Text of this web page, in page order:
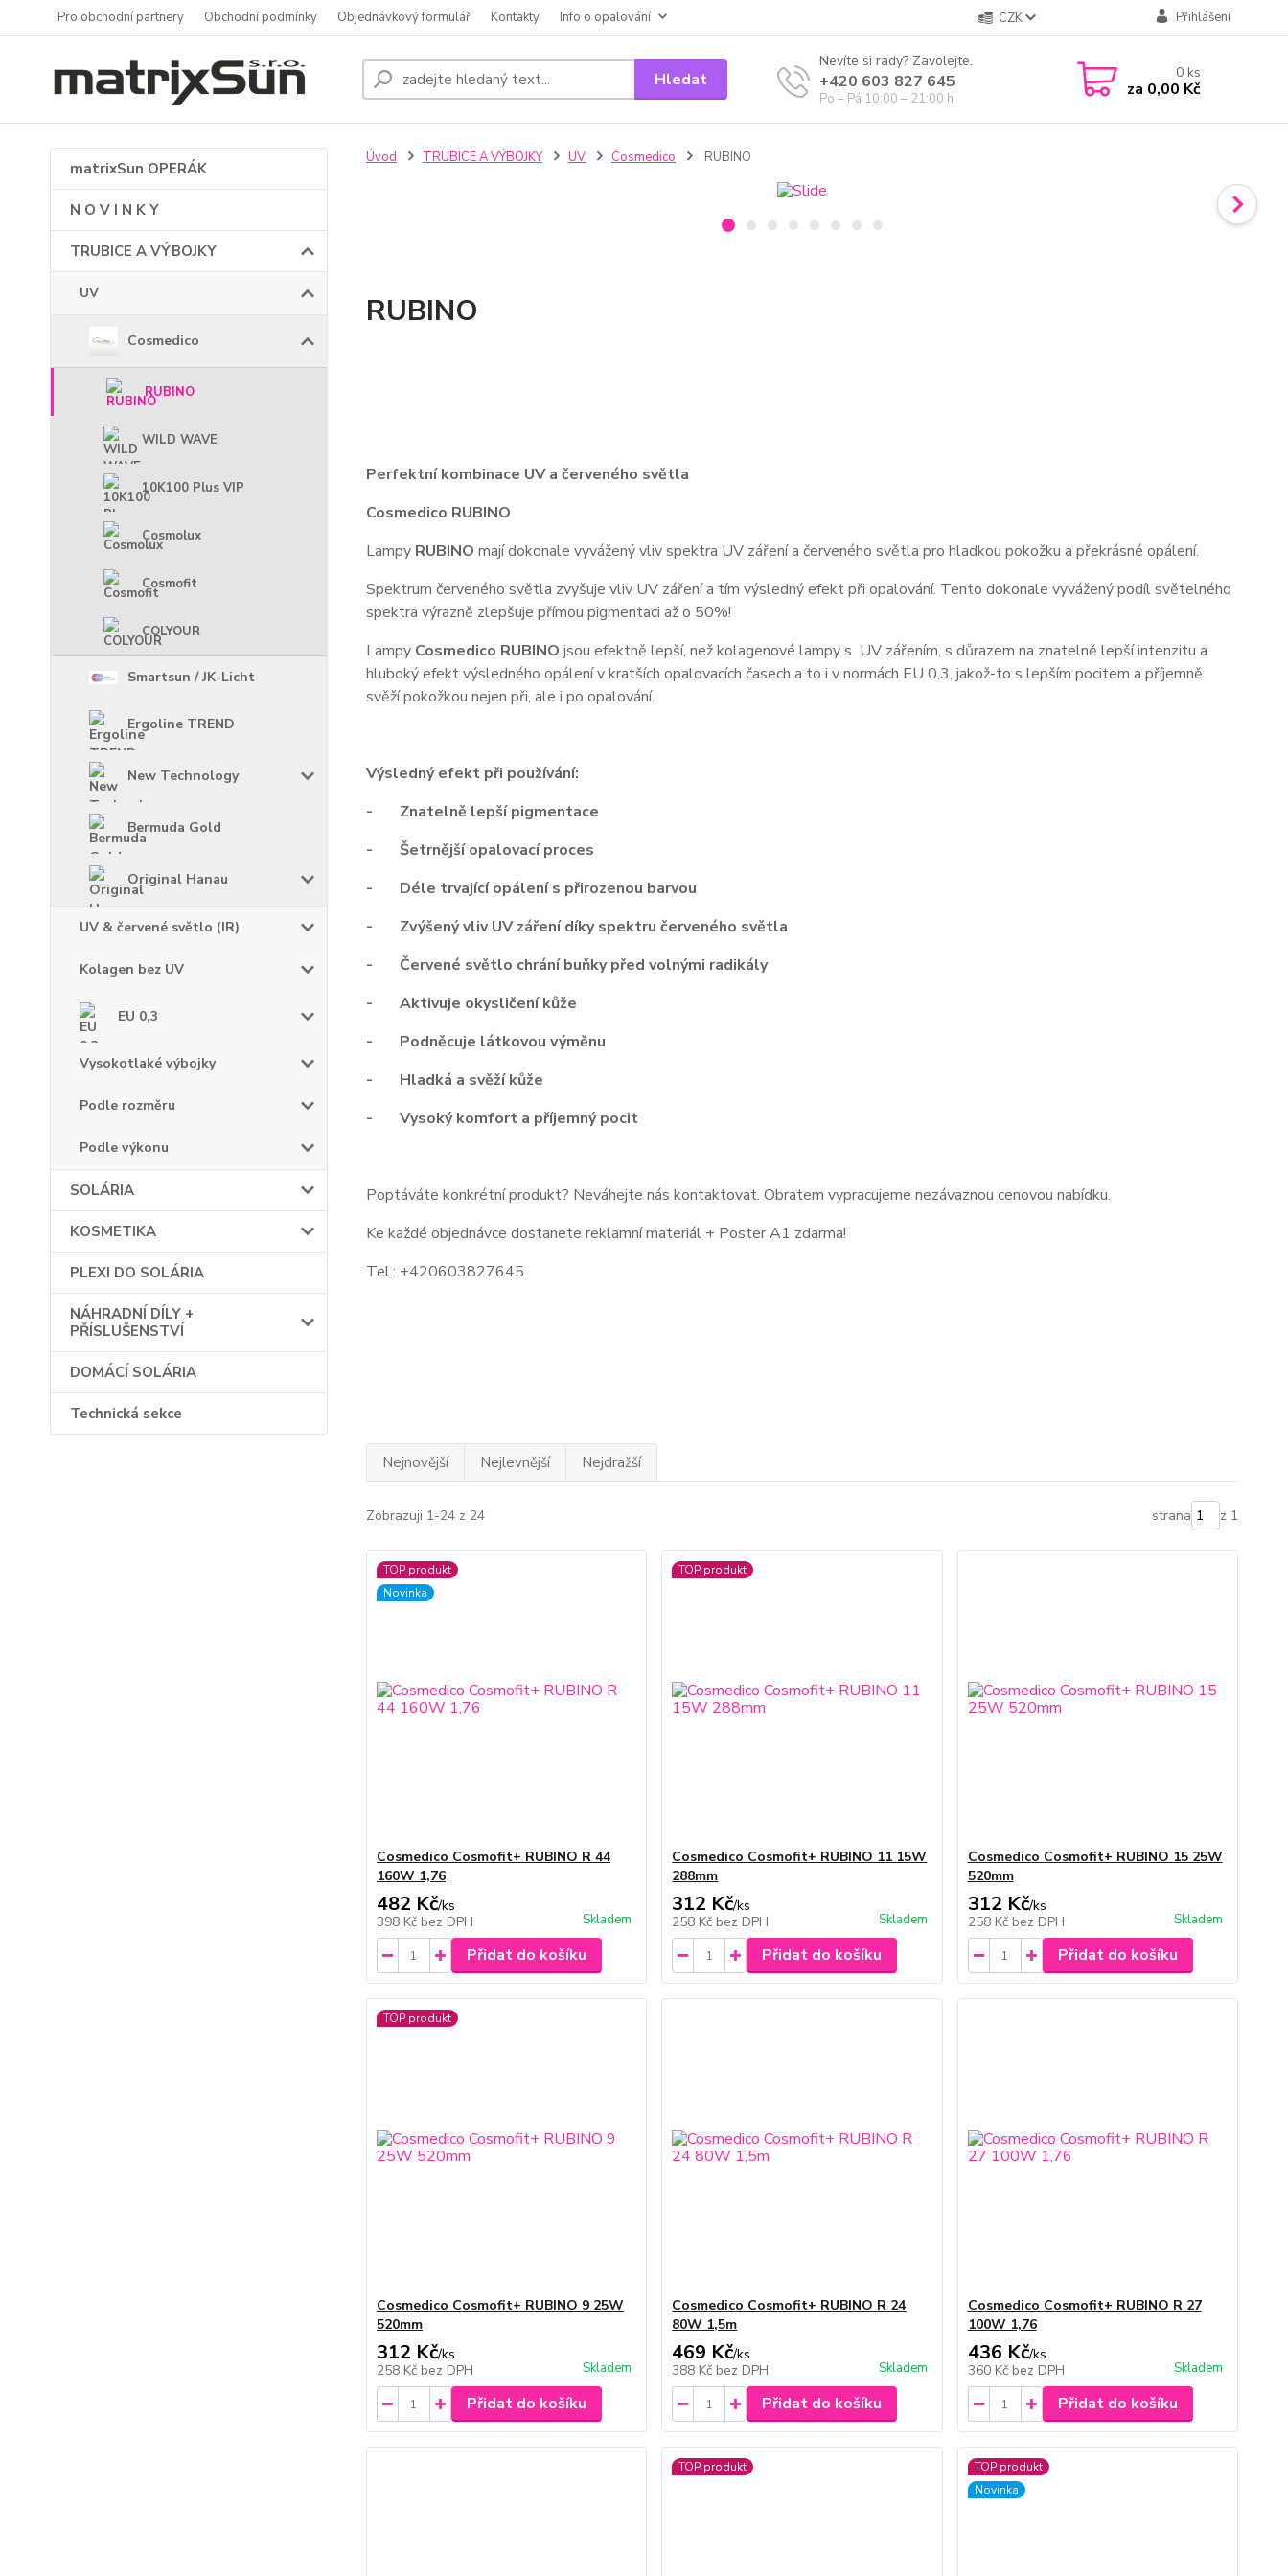
Pro obchodní partnery Obchodní podmínky Objednávkový formulář Kontakty Info o opalování CZK Přihlášení
Hledat
Nevíte si rady? Zavolejte.
+420 603 827 645
Po – Pá 10:00 – 21:00 h
0ks
za 0,00 Kč
matrixSun OPERÁK
N O V I N K Y
TRUBICE A VÝBOJKY
UV
Cosmedico
RUBINO
WILD WAVE
10K100 Plus VIP
Cosmolux
Cosmofit
COLYOUR
Smartsun / JK-Licht
Ergoline TREND
New Technology
Bermuda Gold
Original Hanau
UV & červené světlo (IR)
Kolagen bez UV
EU 0,3
Vysokotlaké výbojky
Podle rozměru
Podle výkonu
SOLÁRIA
KOSMETIKA
PLEXI DO SOLÁRIA
NÁHRADNÍ DÍLY +
PŘÍSLUŠENSTVÍ
DOMÁCÍ SOLÁRIA
Technická sekce
Úvod TRUBICE A VÝBOJKY UV Cosmedico RUBINO
RUBINO
Perfektní kombinace UV a červeného světla
Cosmedico RUBINO
Lampy RUBINO mají dokonale vyvážený vliv spektra UV záření a červeného světla pro hladkou pokožku a překrásné opálení.
Spektrum červeného světla zvyšuje vliv UV záření a tím výsledný efekt při opalování. Tento dokonale vyvážený podíl světelného
spektra výrazně zlepšuje přímou pigmentaci až o 50%!
Lampy Cosmedico RUBINO jsou efektně lepší, než kolagenové lampy s UV zářením, s důrazem na znatelně lepší intenzitu a
hluboký efekt výsledného opálení v kratších opalovacích časech a to i v normách EU 0,3, jakož-to s lepším pocitem a příjemně
svěží pokožkou nejen při, ale i po opalování.
Výsledný efekt při používání:
- Znatelně lepší pigmentace
- Šetrnější opalovací proces
- Déle trvající opálení s přirozenou barvou
- Zvýšený vliv UV záření díky spektru červeného světla
- Červené světlo chrání buňky před volnými radikály
- Aktivuje okysličení kůže
- Podněcuje látkovou výměnu
- Hladká a svěží kůže
- Vysoký komfort a příjemný pocit
Poptáváte konkrétní produkt? Neváhejte nás kontaktovat. Obratem vypracujeme nezávaznou cenovou nabídku.
Ke každé objednávce dostanete reklamní materiál + Poster A1 zdarma!
Tel.: +420603827645
Nejnovější Nejlevnější Nejdražší
Zobrazuji 1-24 z 24 strana z 1
TOP produkt
Novinka
Cosmedico Cosmofit+ RUBINO R 44
160W 1,76
482 Kč/ks
398 Kč bez DPH Skladem
Přidat do košíku
TOP produkt
Cosmedico Cosmofit+ RUBINO 11 15W
288mm
312 Kč/ks
258 Kč bez DPH Skladem
Přidat do košíku
Cosmedico Cosmofit+ RUBINO 15 25W
520mm
312 Kč/ks
258 Kč bez DPH Skladem
Přidat do košíku
TOP produkt
Cosmedico Cosmofit+ RUBINO 9 25W
520mm
312 Kč/ks
258 Kč bez DPH Skladem
Přidat do košíku
Cosmedico Cosmofit+ RUBINO R 24
80W 1,5m
469 Kč/ks
388 Kč bez DPH Skladem
Přidat do košíku
Cosmedico Cosmofit+ RUBINO R 27
100W 1,76
436 Kč/ks
360 Kč bez DPH Skladem
Přidat do košíku
TOP produkt
TOP produkt
Novinka